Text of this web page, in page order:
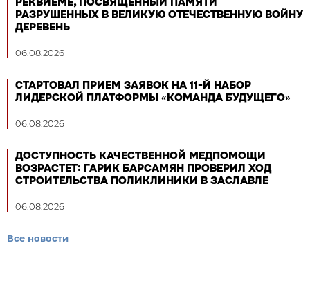
РАЗРУШЕННЫХ В ВЕЛИКУЮ ОТЕЧЕСТВЕННУЮ ВОЙНУ
ДЕРЕВЕНЬ
06.08.2026
СТАРТОВАЛ ПРИЕМ ЗАЯВОК НА 11-Й НАБОР
ЛИДЕРСКОЙ ПЛАТФОРМЫ «КОМАНДА БУДУЩЕГО»
06.08.2026
ДОСТУПНОСТЬ КАЧЕСТВЕННОЙ МЕДПОМОЩИ
ВОЗРАСТЕТ: ГАРИК БАРСАМЯН ПРОВЕРИЛ ХОД
СТРОИТЕЛЬСТВА ПОЛИКЛИНИКИ В ЗАСЛАВЛЕ
06.08.2026
Все новости